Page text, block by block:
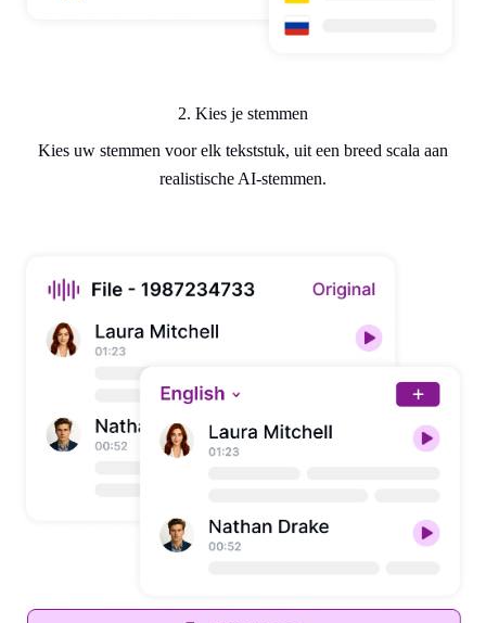
2. Kies je stemmen
Kies uw stemmen voor elk tekststuk, uit een breed scala aan
realistische AI-stemmen.